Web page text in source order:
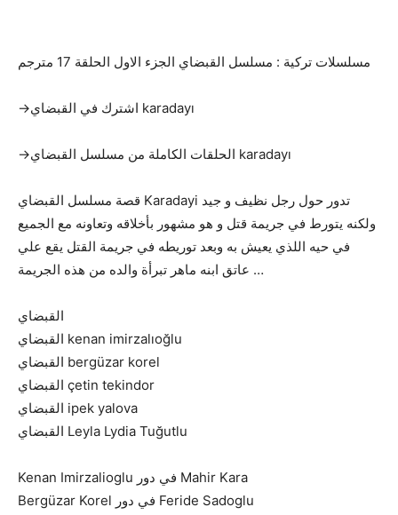
مسلسلات تركية : مسلسل القبضاي الجزء الاول الحلقة 17 مترجم
→اشترك في القبضاي karadayı
→الحلقات الكاملة من مسلسل القبضاي karadayı
قصة مسلسل القبضاي Karadayi تدور حول رجل نظيف و جيد
ولكنه يتورط في جريمة قتل و هو مشهور بأخلاقه وتعاونه مع الجميع
في حيه اللذي يعيش به وبعد توريطه في جريمة القتل يقع علي
عاتق ابنه ماهر تبرأة والده من هذه الجريمة …
القبضاي
القبضاي kenan imirzalıoğlu
القبضاي bergüzar korel
القبضاي çetin tekindor
القبضاي ipek yalova
القبضاي Leyla Lydia Tuğutlu
Kenan Imirzalioglu في دور Mahir Kara
Bergüzar Korel في دور Feride Sadoglu